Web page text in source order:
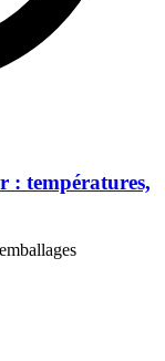
: températures,